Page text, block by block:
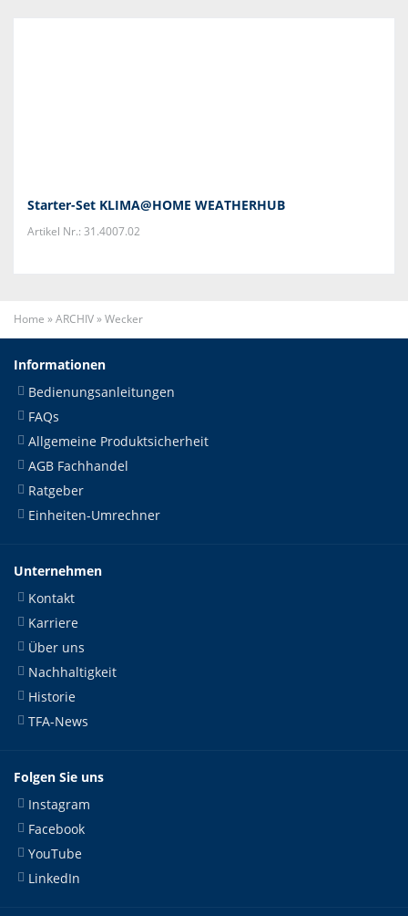
Starter-Set KLIMA@HOME WEATHERHUB
Artikel Nr.: 31.4007.02
Home »ARCHIV»Wecker
Informationen
Bedienungsanleitungen
FAQs
Allgemeine Produktsicherheit
AGB Fachhandel
Ratgeber
Einheiten-Umrechner
Unternehmen
Kontakt
Karriere
Über uns
Nachhaltigkeit
Historie
TFA-News
Folgen Sie uns
Instagram
Facebook
YouTube
LinkedIn